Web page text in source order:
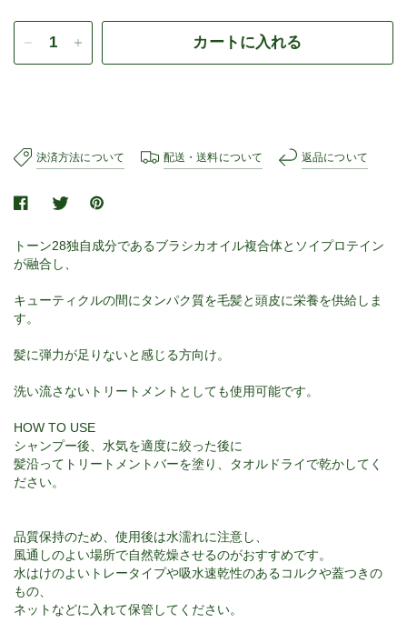
カートに入れる
決済方法について 配送・送料について 返品について
トーン28独自成分であるブラシカオイル複合体とソイプロテイン
が融合し、
キューティクルの間にタンパク質を毛髪と頭皮に栄養を供給しま
す。
髪に弾力が足りないと感じる方向け。
洗い流さないトリートメントとしても使用可能です。
HOW TO USE
シャンプー後、水気を適度に絞った後に
髪沿ってトリートメントバーを塗り、タオルドライで乾かしてく
ださい。
品質保持のため、使用後は水濡れに注意し、
風通しのよい場所で自然乾燥させるのがおすすめです。
水はけのよいトレータイプや吸水速乾性のあるコルクや蓋つきの
もの、
ネットなどに入れて保管してください。